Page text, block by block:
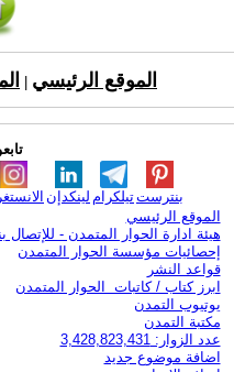
الموقع الرئيسي
لينكدإن تيلكرامبنترست
الموقع الرئيسي
هيئة ادارة الحوار المتمدن - للإتصال
إحصائيات مؤسسة الحوار المتمدن
قواعد النشر
ابرز كتاب / كاتبات الحوار المتمدن
يوتيوب التمدن
مكتبة التمدن
عدد الزوار: 3,428,823,431
اضافة موضوع جديد